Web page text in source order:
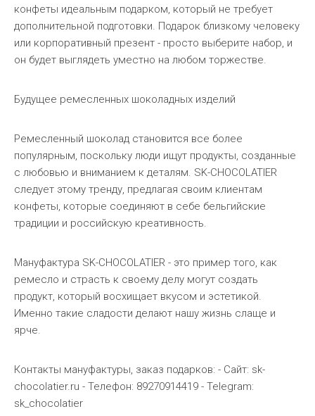
конфеты идеальным подарком, который не требует
дополнительной подготовки. Подарок близкому человеку
или корпоративный презент - просто выберите набор, и
он будет выглядеть уместно на любом торжестве.
Будущее ремесленных шоколадных изделий
Ремесленный шоколад становится все более
популярным, поскольку люди ищут продукты, созданные
с любовью и вниманием к деталям. SK-CHOCOLATIER
следует этому тренду, предлагая своим клиентам
конфеты, которые соединяют в себе бельгийские
традиции и российскую креативность.
Мануфактура SK-CHOCOLATIER - это пример того, как
ремесло и страсть к своему делу могут создать
продукт, который восхищает вкусом и эстетикой.
Именно такие сладости делают нашу жизнь слаще и
ярче.
Контакты мануфактуры, заказ подарков: - Сайт: sk-
chocolatier.ru - Телефон: 89270914419 - Telegram:
sk_chocolatier